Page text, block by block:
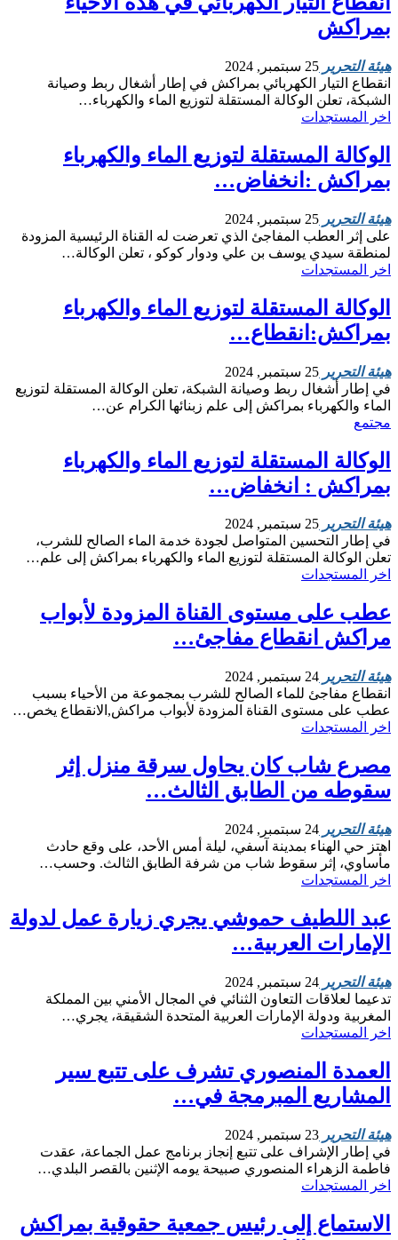
بمراكش
هيئة التحرير 25 سبتمبر, 2024
انقطاع التيار الكهربائي بمراكش في إطار أشغال ربط وصيانة
الشبكة، تعلن الوكالة المستقلة لتوزيع الماء والكهرباء…
اخر المستجدات
الوكالة المستقلة لتوزيع الماء والكهرباء
بمراكش :انخفاض…
هيئة التحرير 25 سبتمبر, 2024
على إثر العطب المفاجئ الذي تعرضت له القناة الرئيسية المزودة
لمنطقة سيدي يوسف بن علي ودوار كوكو ، تعلن الوكالة…
اخر المستجدات
الوكالة المستقلة لتوزيع الماء والكهرباء
بمراكش:انقطاع…
هيئة التحرير 25 سبتمبر, 2024
في إطار أشغال ربط وصيانة الشبكة، تعلن الوكالة المستقلة لتوزيع
الماء والكهرباء بمراكش إلى علم زبنائها الكرام عن…
مجتمع
الوكالة المستقلة لتوزيع الماء والكهرباء
بمراكش : انخفاض…
هيئة التحرير 25 سبتمبر, 2024
في إطار التحسين المتواصل لجودة خدمة الماء الصالح للشرب،
تعلن الوكالة المستقلة لتوزيع الماء والكهرباء بمراكش إلى علم…
اخر المستجدات
عطب على مستوى القناة المزودة لأبواب
مراكش انقطاع مفاجئ…
هيئة التحرير 24 سبتمبر, 2024
انقطاع مفاجئ للماء الصالح للشرب بمجموعة من الأحياء بسبب
عطب على مستوى القناة المزودة لأبواب مراكش,الانقطاع يخص…
اخر المستجدات
مصرع شاب كان يحاول سرقة منزل إثر
سقوطه من الطابق الثالث…
هيئة التحرير 24 سبتمبر, 2024
اهتز حي الهناء بمدينة آسفي، ليلة أمس الأحد، على وقع حادث
مأساوي، إثر سقوط شاب من شرفة الطابق الثالث. وحسب…
اخر المستجدات
عبد اللطيف حموشي يجري زيارة عمل لدولة
الإمارات العربية…
هيئة التحرير 24 سبتمبر, 2024
تدعيما لعلاقات التعاون الثنائي في المجال الأمني بين المملكة
المغربية ودولة الإمارات العربية المتحدة الشقيقة، يجري…
اخر المستجدات
العمدة المنصوري تشرف على تتبع سير
المشاريع المبرمجة في…
هيئة التحرير 23 سبتمبر, 2024
في إطار الإشراف على تتبع إنجاز برنامج عمل الجماعة، عقدت
فاطمة الزهراء المنصوري صبيحة يومه الإثنين بالقصر البلدي…
اخر المستجدات
الاستماع إلى رئيس جمعية حقوقية بمراكش